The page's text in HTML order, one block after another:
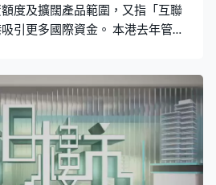
度及擴闊產品範圍，又指「互聯
引更多國際資金。 本港去年管理
台《財智．商傳》訪問時指出，
到本港的金融優勢，除了有完善
有成熟的資本市場，「就是（市
是很重要的資本市場，近期新股
是背後有龐大的內地市場，透過